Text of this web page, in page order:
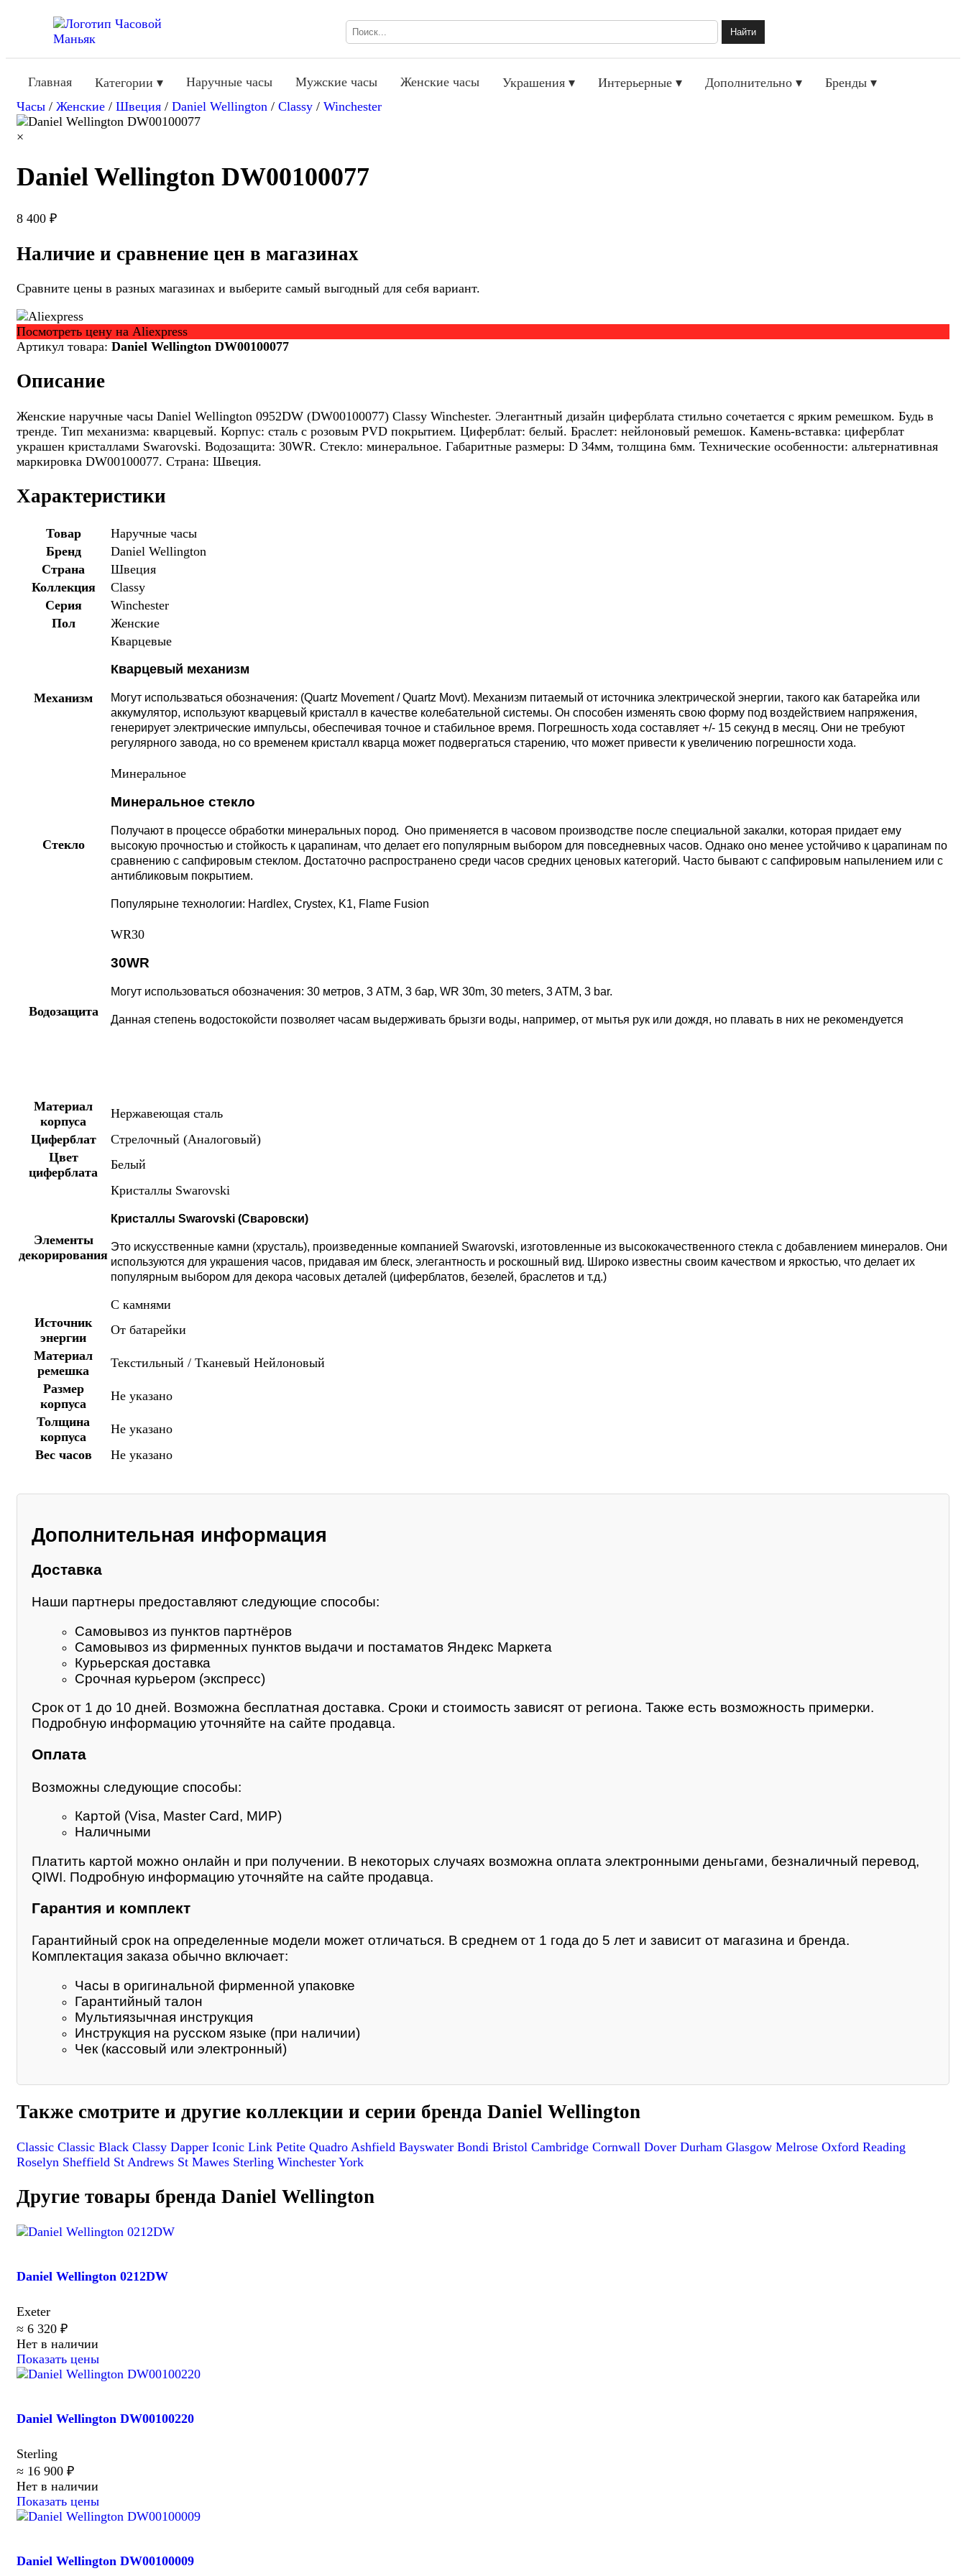
Найти
Главная Категории ▾ Наручные часы Мужские часы Женские часы Украшения ▾ Интерьерные ▾ Дополнительно ▾
Бренды ▾
Часы / Женские / Швеция / Daniel Wellington / Classy / Winchester
×
Daniel Wellington DW00100077
8 400 ₽
Наличие и сравнение цен в магазинах
Сравните цены в разных магазинах и выберите самый выгодный для себя вариант.
Посмотреть цену на Aliexpress
Артикул товара: Daniel Wellington DW00100077
Описание
Женские наручные часы Daniel Wellington 0952DW (DW00100077) Classy Winchester. Элегантный дизайн циферблата стильно сочетается с ярким ремешком. Будь в
тренде. Тип механизма: кварцевый. Корпус: сталь с розовым PVD покрытием. Циферблат: белый. Браслет: нейлоновый ремешок. Камень-вставка: циферблат
украшен кристаллами Swarovski. Водозащита: 30WR. Стекло: минеральное. Габаритные размеры: D 34мм, толщина 6мм. Технические особенности: альтернативная
маркировка DW00100077. Страна: Швеция.
Характеристики
Товар
Наручные часы
Бренд
Daniel Wellington
Страна
Швеция
Коллекция
Classy
Серия
Winchester
Пол
Женские
Механизм
Кварцевые
Кварцевый механизм
Могут использваться обозначения: (Quartz Movement / Quartz Movt). Механизм питаемый от источника электрической энергии, такого как батарейка или
аккумулятор, используют кварцевый кристалл в качестве колебательной системы. Он способен изменять свою форму под воздействием напряжения,
генерирует электрические импульсы, обеспечивая точное и стабильное время. Погрешность хода составляет +/- 15 секунд в месяц. Они не требуют
регулярного завода, но со временем кристалл кварца может подвергаться старению, что может привести к увеличению погрешности хода.
Стекло
Минеральное
Минеральное стекло
Получают в процессе обработки минеральных пород. Оно применяется в часовом производстве после специальной закалки, которая придает ему
высокую прочностью и стойкость к царапинам, что делает его популярным выбором для повседневных часов. Однако оно менее устойчиво к царапинам по
сравнению с сапфировым стеклом. Достаточно распространено среди часов средних ценовых категорий. Часто бывают с сапфировым напылением или с
антибликовым покрытием.
Популярыне технологии: Hardlex, Crystex, K1, Flame Fusion
Водозащита
WR30
30WR
Могут использоваться обозначения: 30 метров, 3 АТМ, 3 бар, WR 30m, 30 meters, 3 ATM, 3 bar.
Данная степень водостокойсти позволяет часам выдерживать брызги воды, например, от мытья рук или дождя, но плавать в них не рекомендуется
Материал
корпуса
Нержавеющая сталь
Циферблат
Стрелочный (Аналоговый)
Цвет
циферблата
Белый
Элементы
декорирования
Кристаллы Swarovski
Кристаллы Swarovski (Сваровски)
Это искусственные камни (хрусталь), произведенные компанией Swarovski, изготовленные из высококачественного стекла с добавлением минералов. Они
используются для украшения часов, придавая им блеск, элегантность и роскошный вид. Широко известны своим качеством и яркостью, что делает их
популярным выбором для декора часовых деталей (циферблатов, безелей, браслетов и т.д.)
С камнями
Источник
энергии
От батарейки
Материал
ремешка
Текстильный / Тканевый Нейлоновый
Размер
корпуса
Не указано
Толщина
корпуса
Не указано
Вес часов
Не указано
Дополнительная информация
Доставка
Наши партнеры предоставляют следующие способы:
Самовывоз из пунктов партнёров
Самовывоз из фирменных пунктов выдачи и постаматов Яндекс Маркета
Курьерская доставка
Срочная курьером (экспресс)
Срок от 1 до 10 дней. Возможна бесплатная доставка. Сроки и стоимость зависят от региона. Также есть возможность примерки.
Подробную информацию уточняйте на сайте продавца.
Оплата
Возможны следующие способы:
Картой (Visa, Master Card, МИР)
Наличными
Платить картой можно онлайн и при получении. В некоторых случаях возможна оплата электронными деньгами, безналичный перевод,
QIWI. Подробную информацию уточняйте на сайте продавца.
Гарантия и комплект
Гарантийный срок на определенные модели может отличаться. В среднем от 1 года до 5 лет и зависит от магазина и бренда.
Комплектация заказа обычно включает:
Часы в оригинальной фирменной упаковке
Гарантийный талон
Мультиязычная инструкция
Инструкция на русском языке (при наличии)
Чек (кассовый или электронный)
Также смотрите и другие коллекции и серии бренда Daniel Wellington
Classic Classic Black Classy Dapper Iconic Link Petite Quadro Ashfield Bayswater Bondi Bristol Cambridge Cornwall Dover Durham Glasgow Melrose Oxford Reading
Roselyn Sheffield St Andrews St Mawes Sterling Winchester York
Другие товары бренда Daniel Wellington
Daniel Wellington 0212DW
Exeter
≈ 6 320 ₽
Нет в наличии
Показать цены
Daniel Wellington DW00100220
Sterling
≈ 16 900 ₽
Нет в наличии
Показать цены
Daniel Wellington DW00100009